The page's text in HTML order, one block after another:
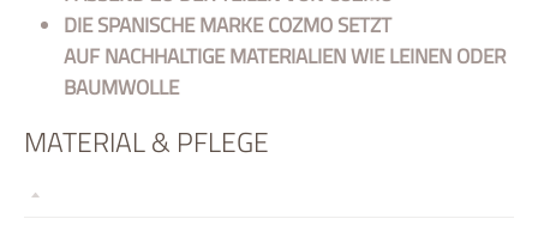
DIE SPANISCHE MARKE COZMO SETZT
AUF NACHHALTIGE MATERIALIEN WIE LEINEN ODER
BAUMWOLLE
MATERIAL & PFLEGE